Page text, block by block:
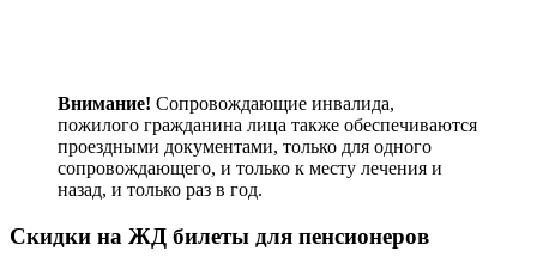
Внимание! Сопровождающие инвалида,
пожилого гражданина лица также обеспечиваются
проездными документами, только для одного
сопровождающего, и только к месту лечения и
назад, и только раз в год.
Скидки на ЖД билеты для пенсионеров